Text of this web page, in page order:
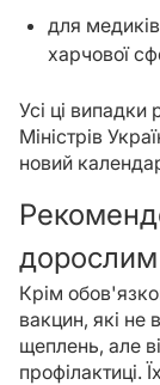
для
харчової
Усі ці
Міністрів
новий
дорослим
Крім
вакцин, які не
щеплень, але
профілактиці.